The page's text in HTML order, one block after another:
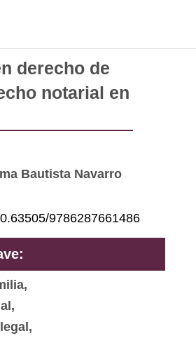
derecho de
notarial en
Bautista Navarro
9786287661486